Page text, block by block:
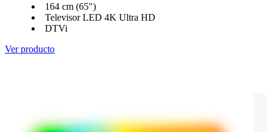
164 cm (65")
Televisor LED 4K Ultra HD
DTVi
Ver producto